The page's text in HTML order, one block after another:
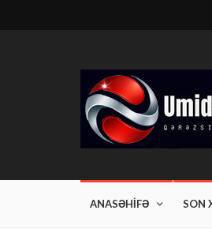
ANASƏHİFƏ SON